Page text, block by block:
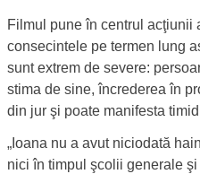
Filmul pune în centrul acţiunii
consecintele pe termen lung
sunt extrem de severe:
stima de sine, încrederea în
din jur şi poate manifesta
„Ioana nu a avut niciodată
nici în timpul şcolii generale